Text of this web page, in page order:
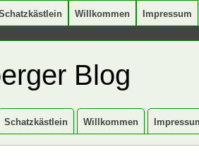
Willkommen Impressum
Blog
Schatzkästlein Willkommen